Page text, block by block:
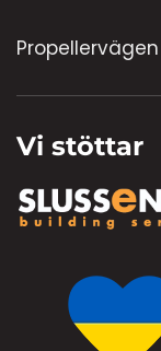
Propellervägen
Vi stöttar